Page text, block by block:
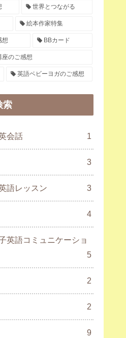
世界とつながる
絵本作家特集
想 BBカード
座のご感想
英語ベビーヨガのご感想
索
会話 1
3
語レッスン 3
4
英語コミュニケーショ
5
2
2
9